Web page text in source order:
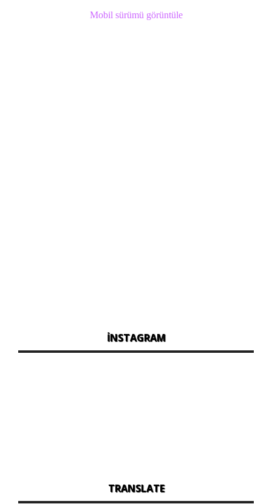
Mobil sürümü görüntüle
İNSTAGRAM
TRANSLATE